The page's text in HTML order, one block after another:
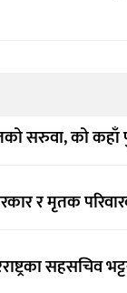
सरुवा, को कहाँ
र मृतक
सहसचिव